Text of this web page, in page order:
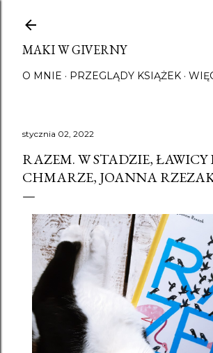
MAKI W GIVERNY
O MNIE PRZEGLĄDY KSIĄŻEK
stycznia 02, 2022
RAZEM. W STADZIE, ŁAWICY
CHMARZE, JOANNA